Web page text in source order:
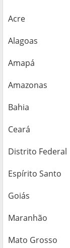
Acre
Alagoas
Amapá
Amazonas
Bahia
Ceará
Distrito Federal
Espírito Santo
Goiás
Maranhão
Mato Grosso